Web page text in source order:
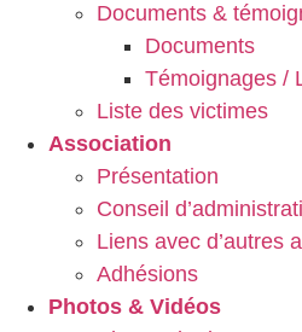
Documents &
Documents
Témoignages /
Liste des victimes
Association
Présentation
Conseil
Liens avec d’autres
Adhésions
Photos & Vidéos